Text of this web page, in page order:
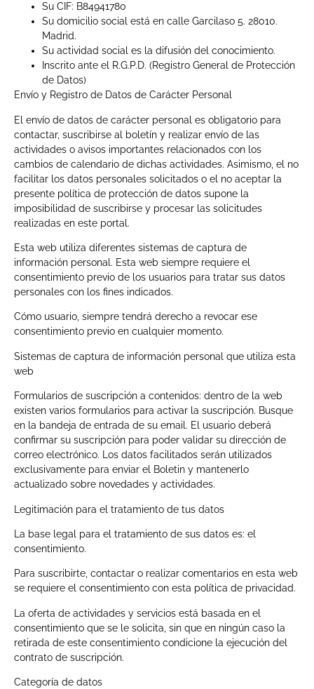
Su CIF: B84941780
Su domicilio social está en calle Garcilaso 5. 28010.
Madrid.
Su actividad social es la difusión del conocimiento.
Inscrito ante el R.G.P.D. (Registro General de Protección
de Datos)
Envío y Registro de Datos de Carácter Personal
El envío de datos de carácter personal es obligatorio para
contactar, suscribirse al boletín y realizar envío de las
actividades o avisos importantes relacionados con los
cambios de calendario de dichas actividades. Asimismo, el no
facilitar los datos personales solicitados o el no aceptar la
presente política de protección de datos supone la
imposibilidad de suscribirse y procesar las solicitudes
realizadas en este portal.
Esta web utiliza diferentes sistemas de captura de
información personal. Esta web siempre requiere el
consentimiento previo de los usuarios para tratar sus datos
personales con los fines indicados.
Cómo usuario, siempre tendrá derecho a revocar ese
consentimiento previo en cualquier momento.
Sistemas de captura de información personal que utiliza esta
web
Formularios de suscripción a contenidos: dentro de la web
existen varios formularios para activar la suscripción. Busque
en la bandeja de entrada de su email. El usuario deberá
confirmar su suscripción para poder validar su dirección de
correo electrónico. Los datos facilitados serán utilizados
exclusivamente para enviar el Boletin y mantenerlo
actualizado sobre novedades y actividades.
Legitimación para el tratamiento de tus datos
La base legal para el tratamiento de sus datos es: el
consentimiento.
Para suscribirte, contactar o realizar comentarios en esta web
se requiere el consentimiento con esta política de privacidad.
La oferta de actividades y servicios está basada en el
consentimiento que se le solicita, sin que en ningún caso la
retirada de este consentimiento condicione la ejecución del
contrato de suscripción.
Categoría de datos